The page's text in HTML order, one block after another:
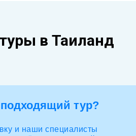
в Таиланд
и наши специалисты
тур?